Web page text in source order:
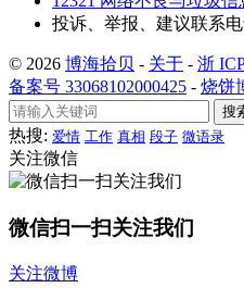
投诉、举报、建议联系电
© 2026 博海拾贝 - 关于 - 浙
备案号 33068102000425 - 烧饼
搜
热搜: 爱情 工作 真相 段子 微语录
关注微信
微信扫一扫关注我们
关注微博